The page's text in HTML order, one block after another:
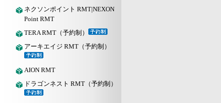
ネクソンポイント RMT|NEXON
Point RMT
TERA RMT（予約制）
アーキエイジ RMT（予約制）
AION RMT
ドラゴンネスト RMT（予約制）